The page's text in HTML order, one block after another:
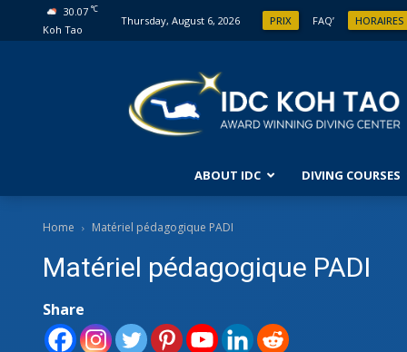
30.07 °C
Koh Tao
Thursday, August 6, 2026 PRIX FAQ’ HORAIRES
ABOUT IDC DIVING COURSES
Home Matériel pédagogique PADI
Matériel pédagogique PADI
Share